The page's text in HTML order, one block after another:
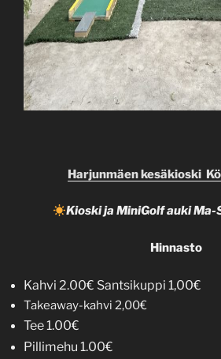
Harjunmäen kesäkioski
Kioski ja MiniGolf auki Ma-
Hinnasto
Kahvi 2.00€ Santsikuppi 1,00€
Takeaway-kahvi 2,00€
Tee 1.00€
Pillimehu 1.00€